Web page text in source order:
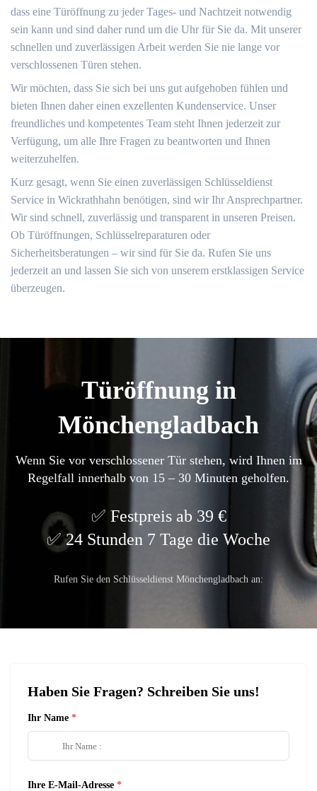
dass eine Türöffnung zu jeder Tages- und Nachtzeit notwendig
sein kann und sind daher rund um die Uhr für Sie da. Mit unserer
schnellen und zuverlässigen Arbeit werden Sie nie lange vor
verschlossenen Türen stehen.
Wir möchten, dass Sie sich bei uns gut aufgehoben fühlen und
bieten Ihnen daher einen exzellenten Kundenservice. Unser
freundliches und kompetentes Team steht Ihnen jederzeit zur
Verfügung, um alle Ihre Fragen zu beantworten und Ihnen
weiterzuhelfen.
Kurz gesagt, wenn Sie einen zuverlässigen Schlüsseldienst
Service in Wickrathhahn benötigen, sind wir Ihr Ansprechpartner.
Wir sind schnell, zuverlässig und transparent in unseren Preisen.
Ob Türöffnungen, Schlüsselreparaturen oder
Sicherheitsberatungen – wir sind für Sie da. Rufen Sie uns
jederzeit an und lassen Sie sich von unserem erstklassigen Service
überzeugen.
Türöffnung in
Mönchengladbach
Wenn Sie vor verschlossener Tür stehen, wird Ihnen im
Regelfall innerhalb von 15 – 30 Minuten geholfen.
Festpreis ab 39 €
24 Stunden 7 Tage die Woche
Rufen Sie den Schlüsseldienst Mönchengladbach an:
Haben Sie Fragen? Schreiben Sie uns!
Ihr Name
Ihre E-Mail-Adresse